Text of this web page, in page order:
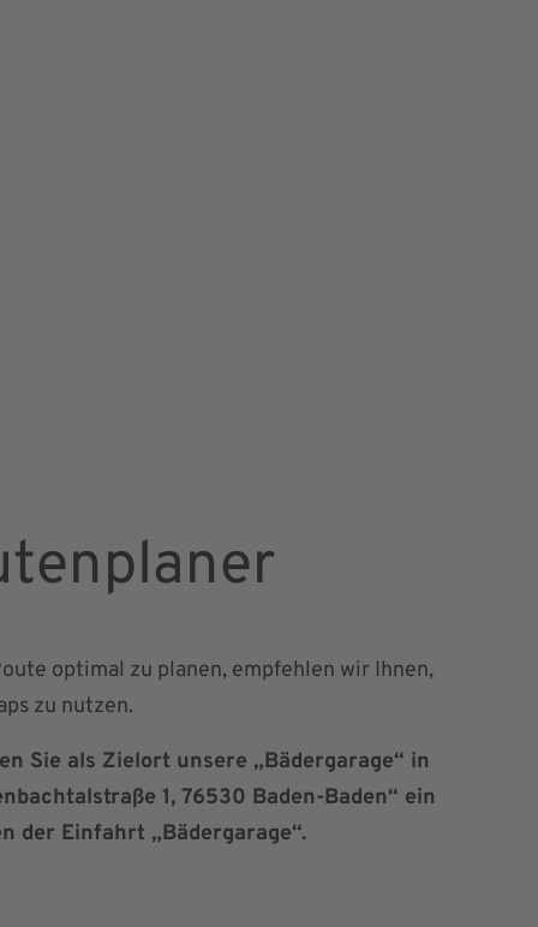
optimal zu planen, empfehlen wir Ihnen,
zu nutzen.
Sie als Zielort unsere „Bädergarage“ in
1, 76530 Baden-Baden“ ein
der Einfahrt „Bädergarage“.